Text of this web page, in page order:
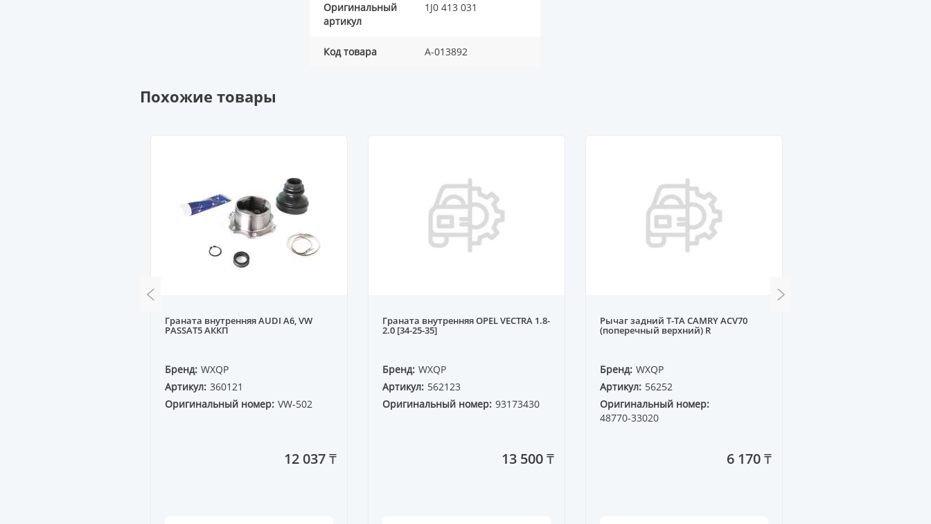
Оригинальный
артикул
1J0 413 031
Код товара A-013892
Похожие товары
Граната внутренняя AUDI A6, VW
PASSAT5 АККП
Бренд: WXQP
Артикул: 360121
Оригинальный номер: VW-502
12 037 ₸
Граната внутренняя OPEL VECTRA 1.8-
2.0 [34-25-35]
Бренд: WXQP
Артикул: 562123
Оригинальный номер: 93173430
13 500 ₸
Рычаг задний T-TA CAMRY ACV70
(поперечный верхний) R
Бренд: WXQP
Артикул: 56252
Оригинальный номер:
48770-33020
6 170 ₸